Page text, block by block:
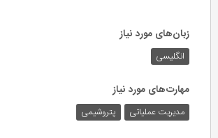
زبان‌های مورد نیاز
انگلیسی
مهارت‌های مورد نیاز
مدیریت عملیاتی پتروشیمی